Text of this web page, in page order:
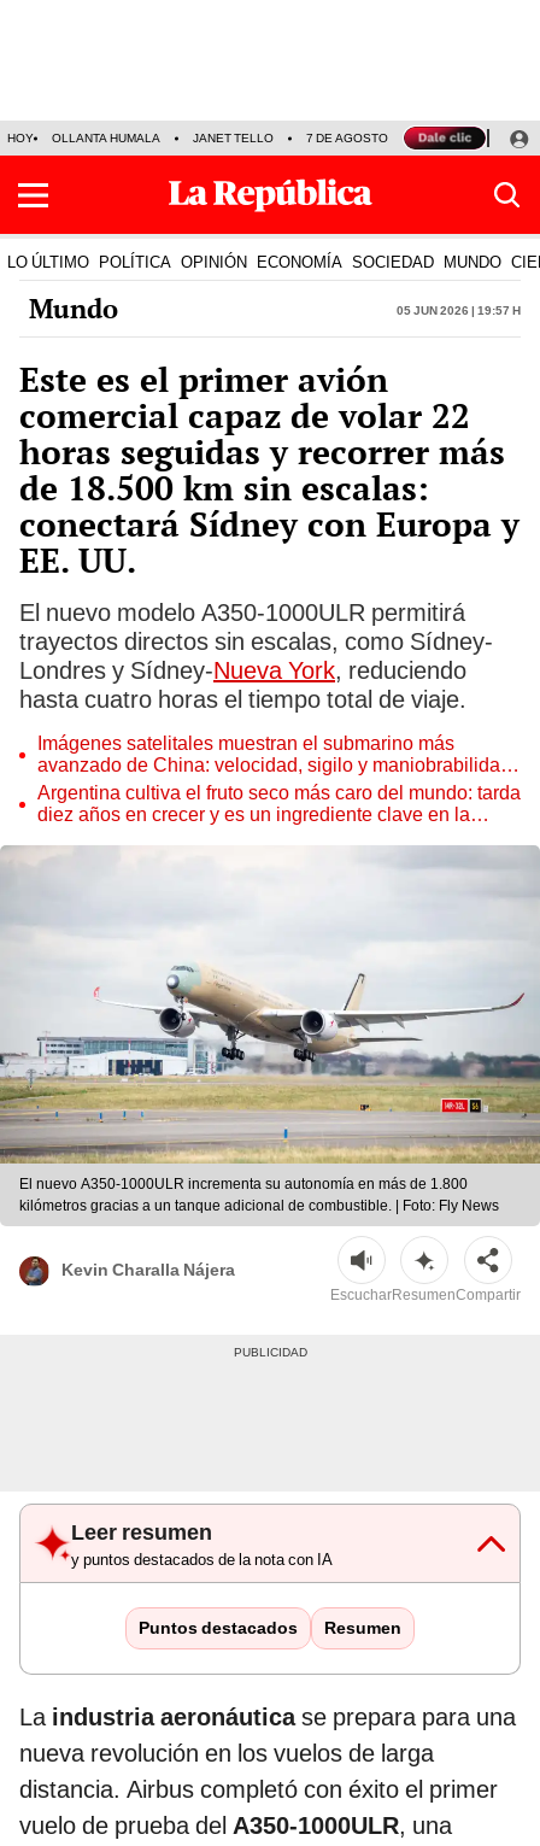
HOY OLLANTA HUMALA JANET TELLO 7 DE AGOSTO TINKA RESULTADOS
LO ÚLTIMO POLÍTICA OPINIÓN ECONOMÍA SOCIEDAD MUNDO
Mundo 05 Jun 2026 | 19:57 h
Este es el primer avión
comercial capaz de volar 22
horas seguidas y recorrer más
de 18.500 km sin escalas:
conectará Sídney con Europa y
EE. UU.
El nuevo modelo A350-1000ULR permitirá
trayectos directos sin escalas, como Sídney-
Londres y Sídney-Nueva York, reduciendo
hasta cuatro horas el tiempo total de viaje.
Imágenes satelitales muestran el submarino más
avanzado de China: velocidad, sigilo y maniobrabilidad
sin precedentes
Argentina cultiva el fruto seco más caro del mundo: tarda
diez años en crecer y es un ingrediente clave en la
El nuevo A350-1000ULR incrementa su autonomía en más de 1.800
kilómetros gracias a un tanque adicional de combustible. | Foto: Fly News
Kevin Charalla Nájera
EscucharResumenCompartir
Leer resumen
y puntos destacados de la nota con IA
Puntos destacados Resumen
La industria aeronáuticase prepara para una
nueva revolución en los vuelos de larga
distancia. Airbus completó con éxito el primer
vuelo de prueba del A350-1000ULR, una